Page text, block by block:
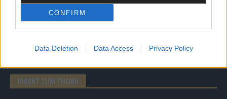
CONFIRM
Data Deletion Data Access Privacy Policy
DIREKT ZUM THEMA